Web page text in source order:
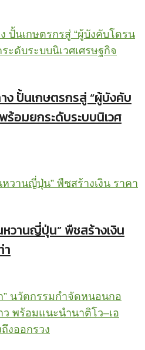
ปั้นเกษตรกรสู่ “ผู้บังคับ
อมยกระดับระบบนิเวศ
วานญี่ปุ่น” พืชสร้างเงิน
า